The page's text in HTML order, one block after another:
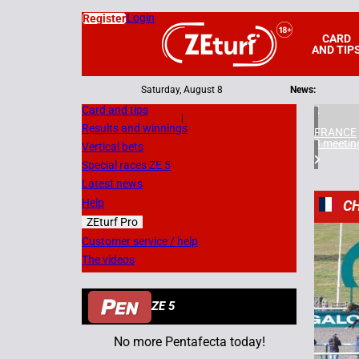
CARD
AND
RegisterLogin
Saturday, August 8 News:
Card and tips
Results and winnings
Vertical bets
Special races ZE 5
Latest news
Help
ZEturf Pro
Customer service / help
The videos
ZE 5
No more Pentafecta today!
FRANCE
3
5
13/03/